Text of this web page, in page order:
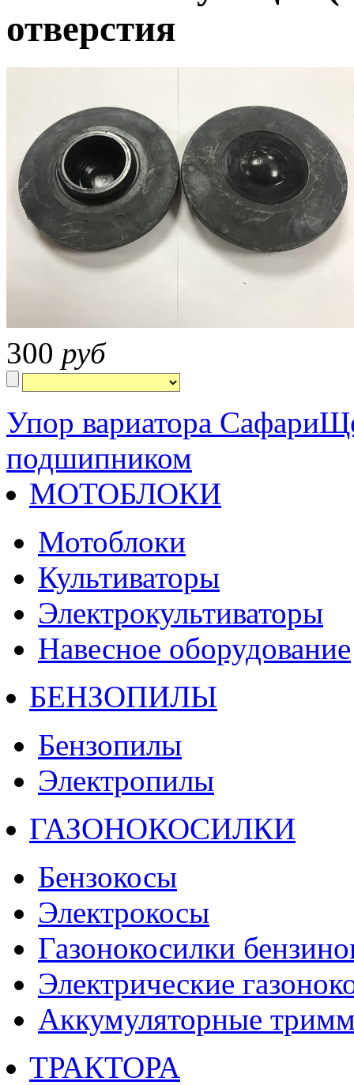
отверстия
300 руб
Упор вариатора Сафари
подшипником
МОТОБЛОКИ
Мотоблоки
Культиваторы
Электрокультиваторы
Навесное оборудование
БЕНЗОПИЛЫ
Бензопилы
Электропилы
ГАЗОНОКОСИЛКИ
Бензокосы
Электрокосы
Газонокосилки
Электрические
Аккумуляторные
ТРАКТОРА